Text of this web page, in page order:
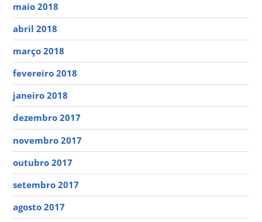
maio 2018
abril 2018
março 2018
fevereiro 2018
janeiro 2018
dezembro 2017
novembro 2017
outubro 2017
setembro 2017
agosto 2017